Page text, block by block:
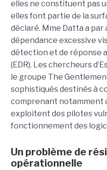
elles ne constituent pas
elles font partie de la
déclaré. Mme Datta a par
dépendance excessive
détection et de réponse
(EDR). Les chercheurs
le groupe The
sophistiqués destinés à
comprenant notamment
exploitent des pilotes
fonctionnement des
Un problème de
opérationnelle